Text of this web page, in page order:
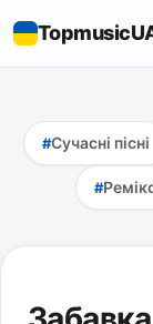
Сучасні пісні